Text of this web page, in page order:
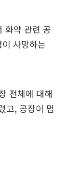
화약 관련 공
사망하는
전체에 대해
고, 공장이 멈